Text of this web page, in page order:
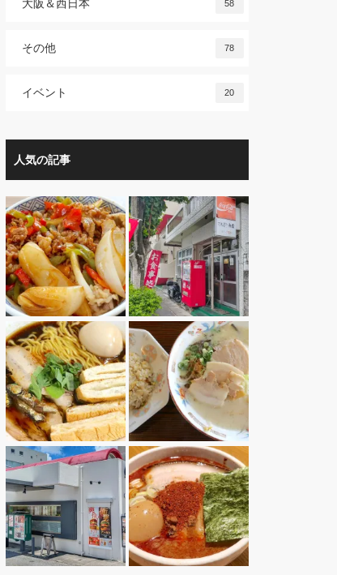
大阪＆西日本 58
その他 78
イベント 20
人気の記事